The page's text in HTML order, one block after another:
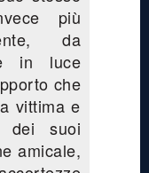
più
da
in luce
che
vittima e
dei suoi
amicale,